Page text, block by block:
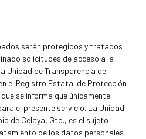
serán protegidos y tratados
solicitudes de acceso a la
Unidad de Transparencia del
el Registro Estatal de Protección
se informa que únicamente
el presente servicio. La Unidad
de Celaya, Gto., es el sujeto
de los datos personales